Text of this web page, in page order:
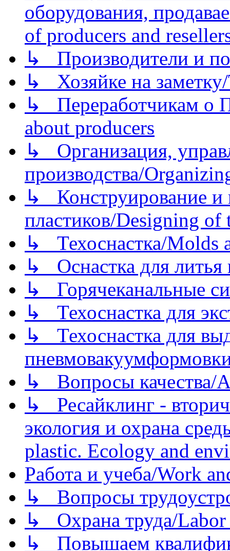
оборудования,
of producers and
↳ Производители и
↳ Хозяйке на
↳ Переработчикам о
about producers
↳ Организация,
производства/
↳ Конструирование и
пластиков/Designing of
↳ Техоснастка/Molds
↳ Оснастка для литья
↳ Горячеканальные
↳ Техоснастка для
↳ Техоснастка для
↳ Вопросы качества/
↳ Ресайклинг -
экология и охрана
plastic. Ecology and
Работа и учеба/Work
↳ Вопросы
↳ Охрана труда/Labor
↳ Повышаем